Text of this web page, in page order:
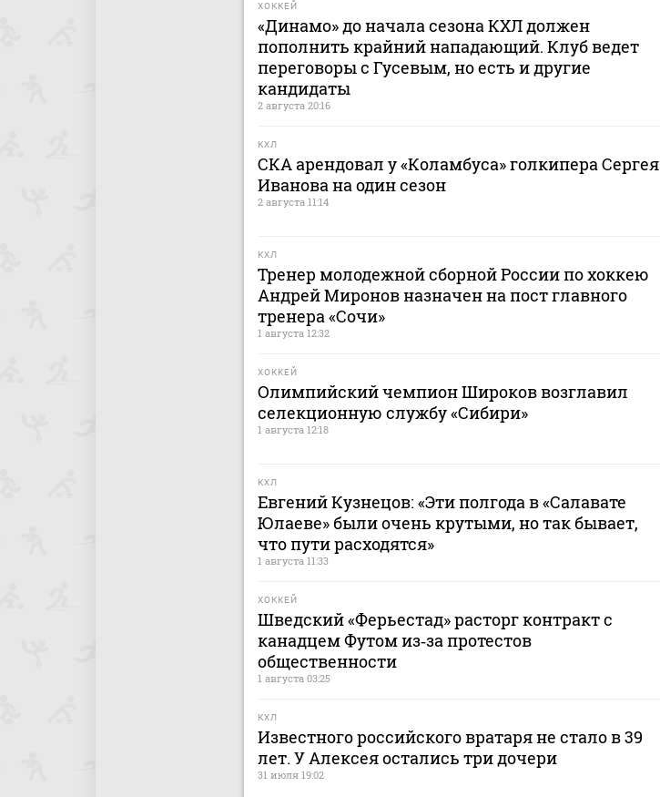
ХОККЕЙ
«Динамо» до начала сезона КХЛ должен
пополнить крайний нападающий. Клуб ведет
переговоры с Гусевым, но есть и другие
кандидаты
2 августа 20:16
КХЛ
СКА арендовал у «Коламбуса» голкипера Сергея
Иванова на один сезон
2 августа 11:14
КХЛ
Тренер молодежной сборной России по хоккею
Андрей Миронов назначен на пост главного
тренера «Сочи»
1 августа 12:32
ХОККЕЙ
Олимпийский чемпион Широков возглавил
селекционную службу «Сибири»
1 августа 12:18
КХЛ
Евгений Кузнецов: «Эти полгода в «Салавате
Юлаеве» были очень крутыми, но так бывает,
что пути расходятся»
1 августа 11:33
ХОККЕЙ
Шведский «Ферьестад» расторг контракт с
канадцем Футом из‑за протестов
общественности
1 августа 03:25
КХЛ
Известного российского вратаря не стало в 39
лет. У Алексея остались три дочери
31 июля 19:02